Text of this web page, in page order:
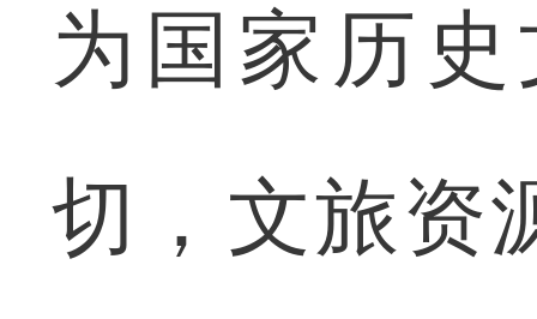
为国家历
切，文旅资